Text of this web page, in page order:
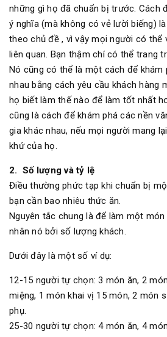
những gì họ đã chuẩn bị trước. Cách
ý nghĩa (mà không có vẻ lười biếng)
theo chủ đề , vì vậy mọi người có thể
liên quan. Bạn thậm chí có thể trang
Nó cũng có thể là một cách để khám
nhau bằng cách yêu cầu khách hàng
họ biết làm thế nào để làm tốt nhất
cũng là cách để khám phá các nền
gia khác nhau, nếu mọi người mang
khứ của họ.
2. Số lượng và tỷ lệ
Điều thường phức tạp khi chuẩn bị
bạn cần bao nhiêu thức ăn.
Nguyên tắc chung là để làm một
nhân nó bởi số lượng khách.
Dưới đây là một số ví dụ:
12-15 người tự chọn: 3 món ăn, 2
miệng, 1 món khai vị 15 món, 2 món
phụ.
25-30 người tự chọn: 4 món ăn, 4